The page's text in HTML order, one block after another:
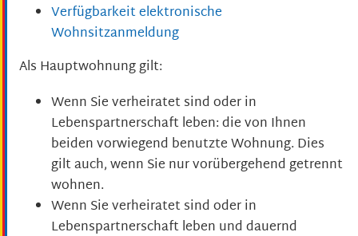
Verfügbarkeit elektronische
Wohnsitzanmeldung
Als Hauptwohnung gilt:
Wenn Sie verheiratet sind oder in
Lebenspartnerschaft leben: die von Ihnen
beiden vorwiegend benutzte Wohnung. Dies
gilt auch, wenn Sie nur vorübergehend getrennt
wohnen.
Wenn Sie verheiratet sind oder in
Lebenspartnerschaft leben und dauernd